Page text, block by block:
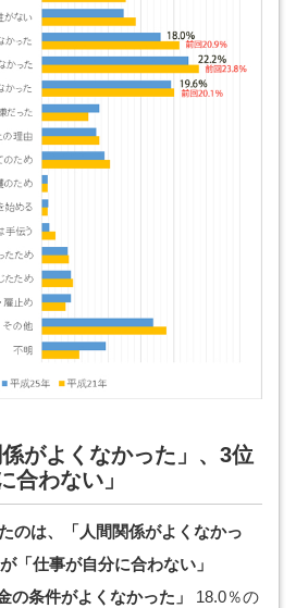
がよくなかった」、3位
合わない」
のは、「人間関係がよくなかっ
「仕事が自分に合わない」
の条件がよくなかった」
18.0％の